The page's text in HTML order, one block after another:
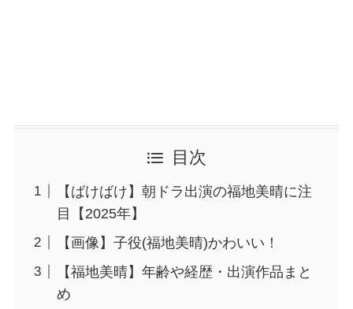
目次
【ばけばけ】朝ドラ出演の福地美晴に注
目【2025年】
【画像】子役(福地美晴)かわいい！
【福地美晴】年齢や経歴・出演作品まと
め